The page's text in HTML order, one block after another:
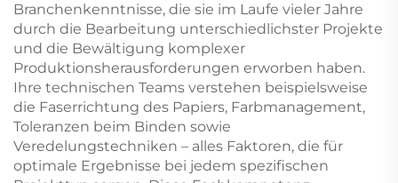
Branchenkenntnisse, die sie im Laufe vieler Jahre
durch die Bearbeitung unterschiedlichster Projekte
und die Bewältigung komplexer
Produktionsherausforderungen erworben haben.
Ihre technischen Teams verstehen beispielsweise
die Faserrichtung des Papiers, Farbmanagement,
Toleranzen beim Binden sowie
Veredelungstechniken – alles Faktoren, die für
optimale Ergebnisse bei jedem spezifischen